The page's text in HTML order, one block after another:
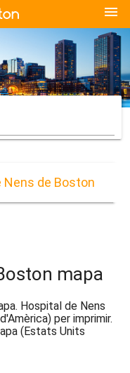
menu
Nens de Boston
mapa
Hospital de Nens
per imprimir.
(Estats Units